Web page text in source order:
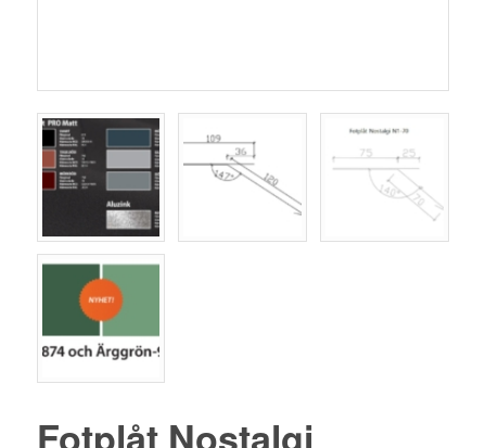
Fotplåt Nostalgi